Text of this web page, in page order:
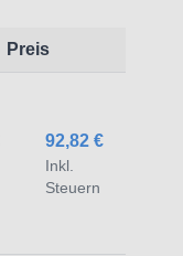
Preis
92,82 €
Inkl.
Steuern